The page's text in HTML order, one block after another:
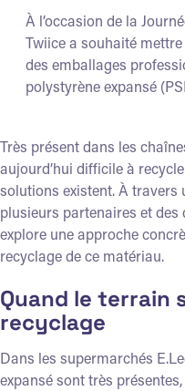
À l’occasion de la
Twiice a souhaité
des emballages
polystyrène expansé
Très présent dans les
aujourd’hui difficile à
solutions existent. À travers
plusieurs partenaires et
explore une approche
recyclage de ce matériau.
Quand le terrain
recyclage
Dans les supermarchés
expansé sont très